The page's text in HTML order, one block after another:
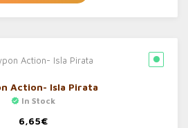
Action- Isla Pirata
In Stock
6,65€